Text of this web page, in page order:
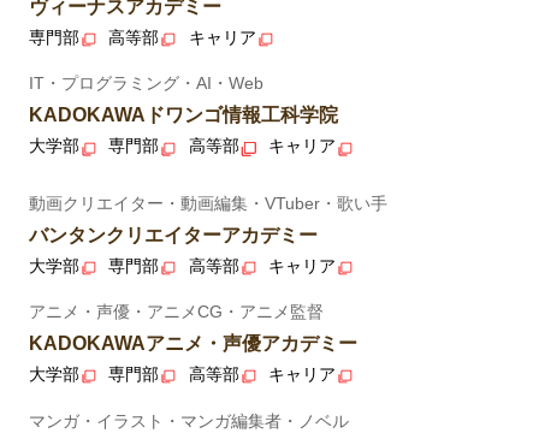
ヴィーナスアカデミー
専門部 高等部 キャリア
IT・プログラミング・AI・Web
KADOKAWAドワンゴ情報工科学院
大学部 専門部 高等部 キャリア
動画クリエイター・動画編集・VTuber・歌い手
バンタンクリエイターアカデミー
大学部 専門部 高等部 キャリア
アニメ・声優・アニメCG・アニメ監督
KADOKAWAアニメ・声優アカデミー
大学部 専門部 高等部 キャリア
マンガ・イラスト・マンガ編集者・ノベル